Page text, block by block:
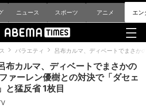
ニュース スポーツ アニメ エン
バラエティ 呂布カルマ、ディベートでまさか
布カルマ、ディベートでまさかの
ァーレン優樹との対決で「ダセェ
と猛反省 1枚目